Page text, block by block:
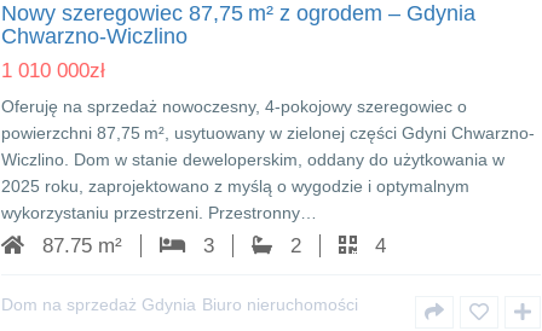
Nowy szeregowiec 87,75 m² z ogrodem – Gdynia
Chwarzno-Wiczlino
1 010 000zł
Oferuję na sprzedaż nowoczesny, 4-pokojowy szeregowiec o
powierzchni 87,75 m², usytuowany w zielonej części Gdyni Chwarzno-
Wiczlino. Dom w stanie deweloperskim, oddany do użytkowania w
2025 roku, zaprojektowano z myślą o wygodzie i optymalnym
wykorzystaniu przestrzeni. Przestronny…
87.75 m² 3 2 4
Dom na sprzedaż Gdynia Biuro nieruchomości